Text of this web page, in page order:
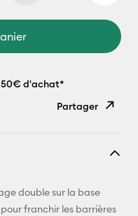
50€ d'achat*
Partager
E-mail
double sur la base
franchir les barrières